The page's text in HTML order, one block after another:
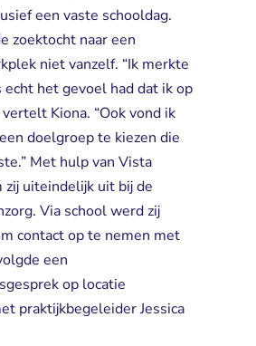
een vaste schooldag.
zoektocht naar een
niet vanzelf. “Ik merkte
echt het gevoel had dat ik op
Kiona. “Ook vond ik
doelgroep te kiezen die
Met hulp van Vista
zij uiteindelijk uit bij de
Via school werd zij
contact op te nemen met
een
op locatie
praktijkbegeleider Jessica